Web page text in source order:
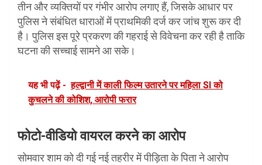
तीन और व्यक्तियों पर गंभीर आरोप लगाए हैं, जिसके आधार पर
पुलिस ने संबंधित धाराओं में प्राथमिकी दर्ज कर जांच शुरू कर दी
है। पुलिस इस पूरे प्रकरण की गहराई से विवेचना कर रही है ताकि
घटना की सच्चाई सामने आ सके।
यह भी पढ़ें - हल्द्वानी में काली फिल्म उतारने पर महिला SI को
कुचलने की कोशिश, आरोपी फरार
फोटो-वीडियो वायरल करने का आरोप
सोमवार शाम को दी गई नई तहरीर में पीड़िता के पिता ने आरोप